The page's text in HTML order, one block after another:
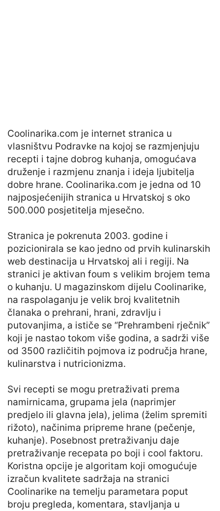
Coolinarika.com je internet stranica u
vlasništvu Podravke na kojoj se razmjenjuju
recepti i tajne dobrog kuhanja, omogućava
druženje i razmjenu znanja i ideja ljubitelja
dobre hrane. Coolinarika.com je jedna od 10
najposjećenijih stranica u Hrvatskoj s oko
500.000 posjetitelja mjesečno.
Stranica je pokrenuta 2003. godine i
pozicionirala se kao jedno od prvih kulinarskih
web destinacija u Hrvatskoj ali i regiji. Na
stranici je aktivan foum s velikim brojem tema
o kuhanju. U magazinskom dijelu Coolinarike,
na raspolaganju je velik broj kvalitetnih
članaka o prehrani, hrani, zdravlju i
putovanjima, a ističe se “Prehrambeni rječnik”
koji je nastao tokom više godina, a sadrži više
od 3500 različitih pojmova iz područja hrane,
kulinarstva i nutricionizma.
Svi recepti se mogu pretraživati prema
namirnicama, grupama jela (naprimjer
predjelo ili glavna jela), jelima (želim spremiti
rižoto), načinima pripreme hrane (pečenje,
kuhanje). Posebnost pretraživanju daje
pretraživanje recepata po boji i cool faktoru.
Koristna opcije je algoritam koji omogućuje
izračun kvalitete sadržaja na stranici
Coolinarike na temelju parametara poput
broju pregleda, komentara, stavljanja u